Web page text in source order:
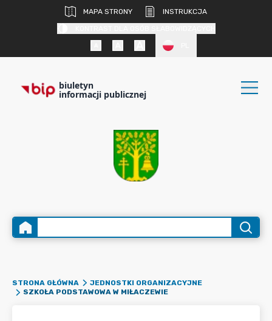
MAPA STRONY
INSTRUKCJA
biuletyn
informacji publicznej
STRONA GŁÓWNA
JEDNOSTKI ORGANIZACYJNE
SZKOŁA PODSTAWOWA W MIŁACZEWIE